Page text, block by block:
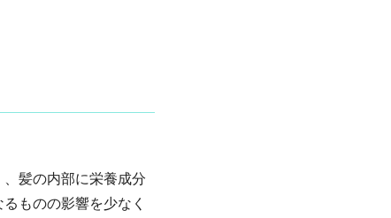
髪の内部に栄養成分
ものの影響を少なく